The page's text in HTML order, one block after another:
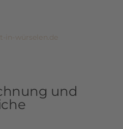
in-würselen.de
und